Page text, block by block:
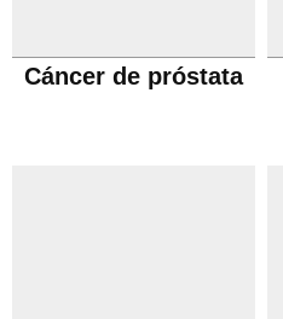
Cáncer de próstata